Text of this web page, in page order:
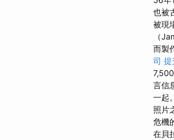
也被
被現
（
而製
司 提
言信
一起
照片
危機
在貝